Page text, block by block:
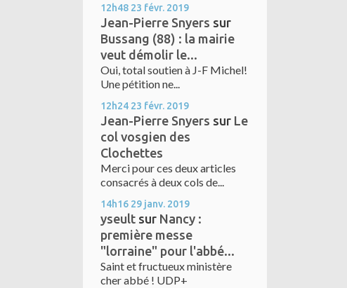
12h48 23 févr. 2019
Jean-Pierre Snyers sur
Bussang (88) : la mairie
veut démolir le...
Oui, total soutien à J-F Michel!
Une pétition ne...
12h24 23 févr. 2019
Jean-Pierre Snyers sur Le
col vosgien des
Clochettes
Merci pour ces deux articles
consacrés à deux cols de...
14h16 29 janv. 2019
yseult sur Nancy :
première messe
"lorraine" pour l'abbé...
Saint et fructueux ministère
cher abbé ! UDP+